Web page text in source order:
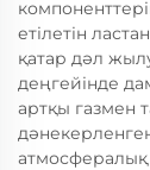
етілетін
қатар дәл
деңгейінде
артқы газмен
атмосфералық